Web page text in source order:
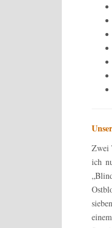
Zwei
ich